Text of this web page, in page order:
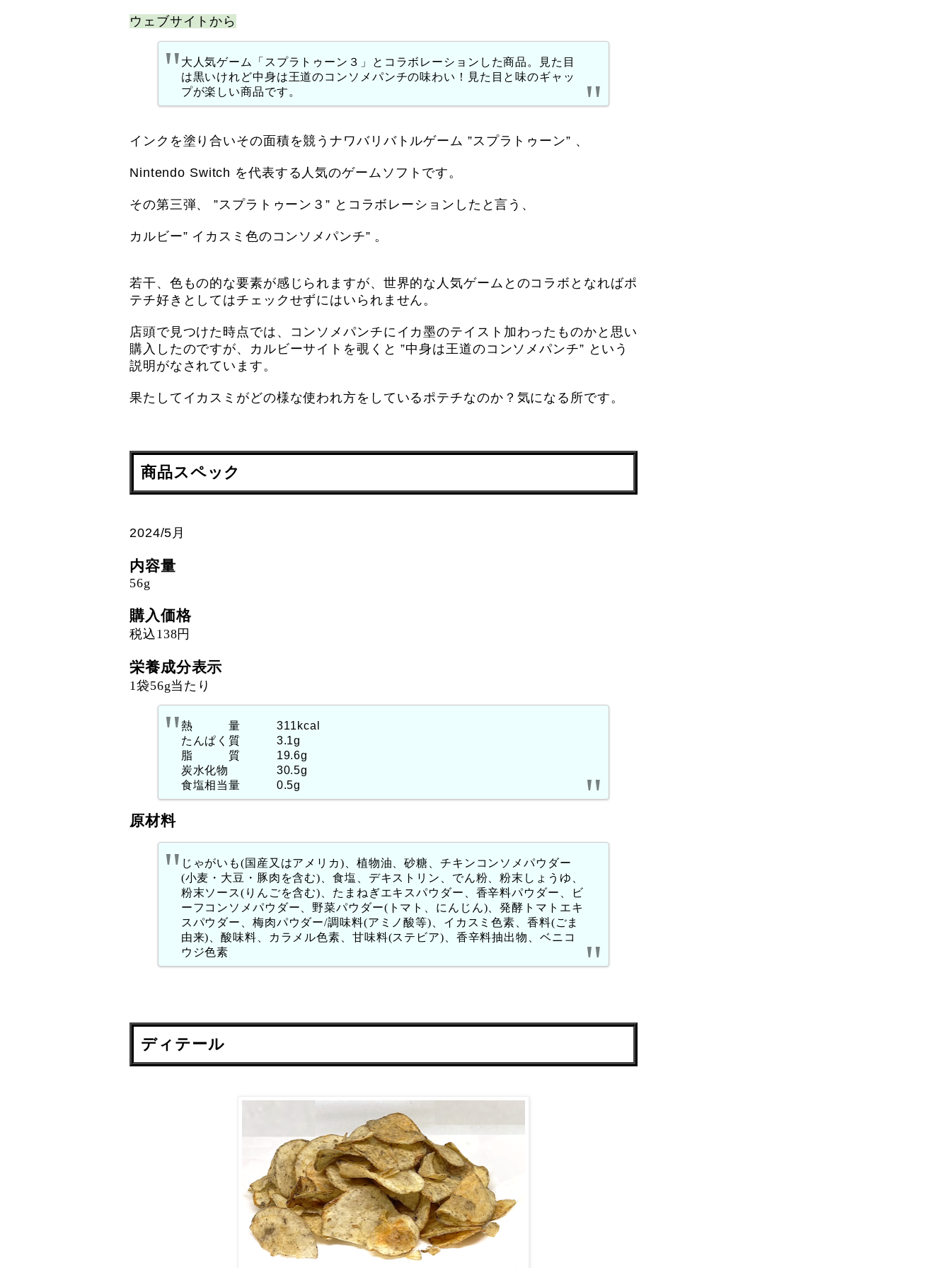
ウェブサイトから
大人気ゲーム「スプラトゥーン３」とコラボレーションした商品。見た目
は黒いけれど中身は王道のコンソメパンチの味わい！見た目と味のギャッ
プが楽しい商品です。
インクを塗り合いその面積を競うナワバリバトルゲーム ”スプラトゥーン” 、
Nintendo Switch を代表する人気のゲームソフトです。
その第三弾、 ”スプラトゥーン３” とコラボレーションしたと言う、
カルビー” イカスミ色のコンソメパンチ” 。
若干、色もの的な要素が感じられますが、世界的な人気ゲームとのコラボとなればポ
テチ好きとしてはチェックせずにはいられません。
店頭で見つけた時点では、コンソメパンチにイカ墨のテイスト加わったものかと思い
購入したのですが、カルビーサイトを覗くと ”中身は王道のコンソメパンチ” という
説明がなされています。
果たしてイカスミがどの様な使われ方をしているポテチなのか？気になる所です。
商品スペック
2024/5月
内容量
56g
購入価格
税込138円
栄養成分表示
1袋56g当たり
熱 量 311kcal
たんぱく質 3.1g
脂 質 19.6g
炭水化物 30.5g
食塩相当量 0.5g
原材料
じゃがいも(国産又はアメリカ)、植物油、砂糖、チキンコンソメパウダー
(小麦・大豆・豚肉を含む)、食塩、デキストリン、でん粉、粉末しょうゆ、
粉末ソース(りんごを含む)、たまねぎエキスパウダー、香辛料パウダー、ビ
ーフコンソメパウダー、野菜パウダー(トマト、にんじん)、発酵トマトエキ
スパウダー、梅肉パウダー/調味料(アミノ酸等)、イカスミ色素、香料(ごま
由来)、酸味料、カラメル色素、甘味料(ステビア)、香辛料抽出物、ベニコ
ウジ色素
ディテール